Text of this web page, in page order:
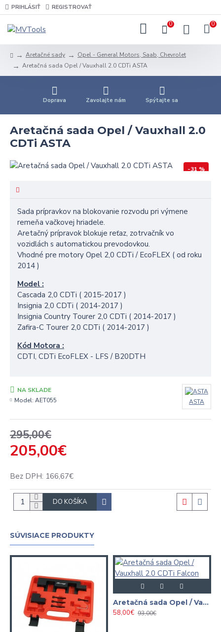
PRIHLÁSIŤ REGISTROVAŤ
0 0
Aretačné sady
Opel - General Motors, Saab, Chevrolet
Aretačná sada Opel / Vauxhall 2.0 CDTi ASTA
Doprava Zavolajte nám Spýtajte sa
Aretačná sada Opel / Vauxhall 2.0
CDTi ASTA
-31 %
Sada prípravkov na blokovanie rozvodu pri výmene
remeňa vačkovej hriadele.
Aretačný prípravok blokuje reťaz, zotrvačník vo
vozidlách s automatickou prevodovkou.
Vhodné pre motory Opel 2,0 CDTi / EcoFLEX ( od roku
2014 )
Model :
Cascada 2,0 CDTi ( 2015-2017 )
Insignia 2,0 CDTi ( 2014-2017 )
Insignia Country Tourer 2,0 CDTi ( 2014-2017 )
Zafira-C Tourer 2,0 CDTi ( 2014-2017 )
Kód Motora :
CDTI, CDTi EcoFLEX - LFS / B20DTH
205,00€
295,00€
Bez DPH: 166,67€
NA SKLADE
Model: AET055 ASTA
DO KOŠÍKA
SÚVISIACE PRODUKTY
Aretačná sada Opel / Vauxhall 2.0 CDTi Falcon
58,00€ 93,00€